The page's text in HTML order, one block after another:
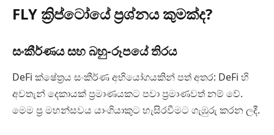
FLY ක්‍රිප්ටෝයේ ප්‍රශ්නය කුමක්ද?
සංකීර්ණය සහ බහු-රූපයේ තිරය
DeFi ක්ෂේත්‍රය සංකීර්ණ අභියෝගයකින් පත් අතර: DeFi හි
අවතැන් දෙකායක් ප්‍රමාණයකට පවා ප්‍රමාණවත් නම් වේ.
මෙම ප්‍ර මහන්සවය යාංගියාකුට හැසිරවීමට ගැඹුරු කරන ලදී.